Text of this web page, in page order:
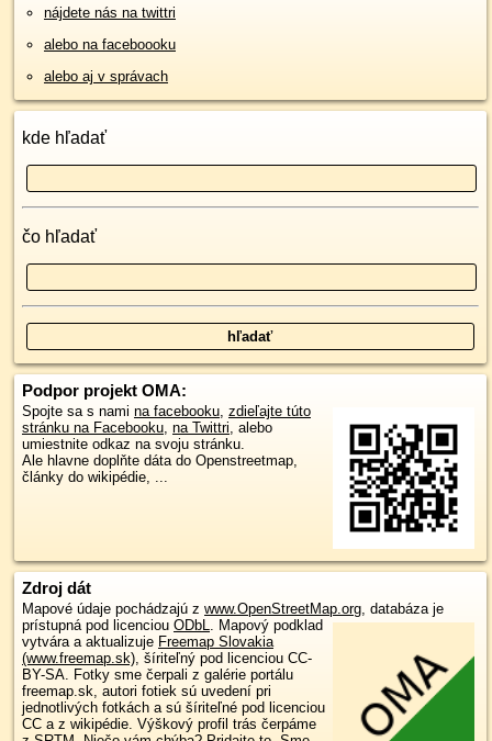
nájdete nás na twittri
alebo na faceboooku
alebo aj v správach
kde hľadať
čo hľadať
Podpor projekt OMA:
Spojte sa s nami na facebooku, zdieľajte túto
stránku na Facebooku, na Twittri, alebo
umiestnite odkaz na svoju stránku.
Ale hlavne doplňte dáta do Openstreetmap,
články do wikipédie, ...
Zdroj dát
Mapové údaje pochádzajú z www.OpenStreetMap.org, databáza je
prístupná pod licenciou ODbL. Mapový podklad
vytvára a aktualizuje Freemap Slovakia
(www.freemap.sk), šíriteľný pod licenciou CC-
BY-SA. Fotky sme čerpali z galérie portálu
freemap.sk, autori fotiek sú uvedení pri
jednotlivých fotkách a sú šíriteľné pod licenciou
CC a z wikipédie. Výškový profil trás čerpáme